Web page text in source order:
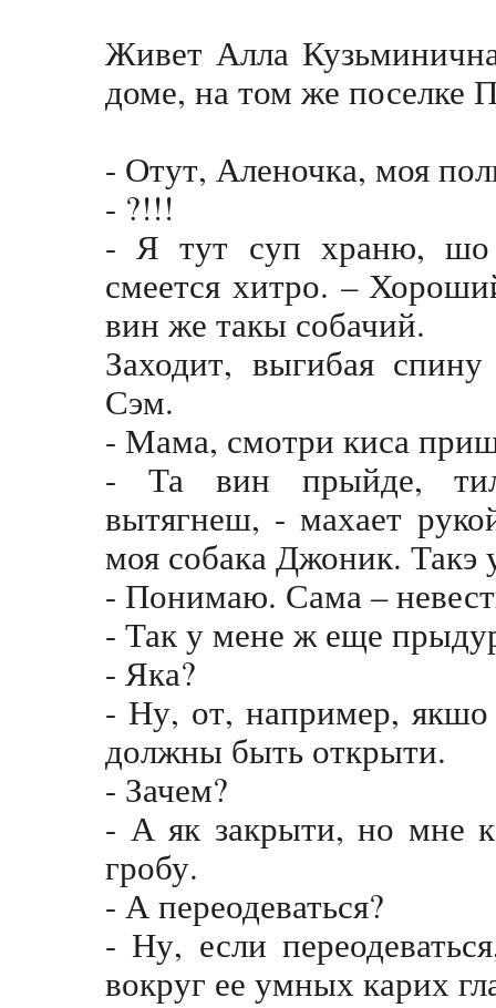
Живет Алла
доме, на том же поселке
- Отут, Аленочка, моя
- ?!!!
- Я тут суп храню, шо
смеется хитро. –
вин же такы собачий.
Заходит, выгибая
Сэм.
- Мама, смотри киса
- Та вин прыйде,
вытягнеш, - махает
моя собака Джоник. Такэ
- Понимаю. Сама –
- Так у мене ж еще
- Яка?
- Ну, от, например,
должны быть открыти.
- Зачем?
- А як закрыти, но мне
гробу.
- А переодеваться?
- Ну, если
вокруг ее умных карих